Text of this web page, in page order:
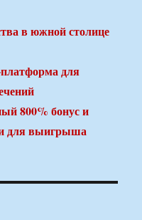
в южной столице
для
800% бонус и
для выигрыша